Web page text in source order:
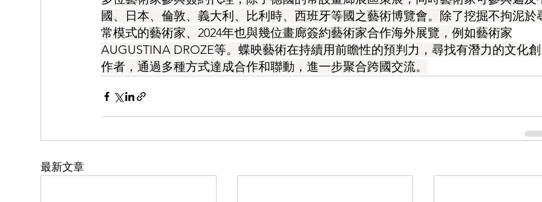
國、日本、倫敦、義大利、比利時、西班牙等國之藝術博覽會。除了挖掘不拘泥於
常模式的藝術家、2024年也與幾位畫廊簽約藝術家合作海外展覽，例如藝術家
AUGUSTINA DROZE等。蝶映藝術在持續用前瞻性的預判力，尋找有潛力的文化創
作者，通過多種方式達成合作和聯動，進一步聚合跨國交流。
最新文章